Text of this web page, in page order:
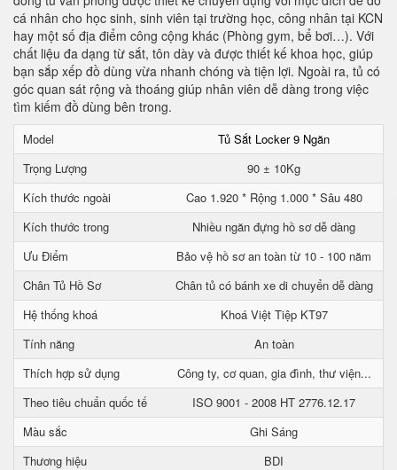
cá nhân cho học sinh, sinh viên tại trường học, công nhân tại KCN
hay một số địa điểm công cộng khác (Phòng gym, bể bơi…). Với
chất liệu đa dạng từ sắt, tôn dày và được thiết kế khoa học, giúp
bạn sắp xếp đồ dùng vừa nhanh chóng và tiện lợi. Ngoài ra, tủ có
góc quan sát rộng và thoáng giúp nhân viên dễ dàng trong việc
tìm kiếm đồ dùng bên trong.
Model
Tủ Sắt Locker 9 Ngăn
Trọng Lượng
90 ± 10Kg
Kích thước ngoài
Cao 1.920 * Rộng 1.000 * Sâu 480
Kích thước trong
Nhiều ngăn đựng hồ sơ dễ dàng
Ưu Điểm
Bảo vệ hồ sơ an toàn từ 10 - 100 năm
Chân Tủ Hồ Sơ
Chân tủ có bánh xe di chuyển dễ dàng
Hệ thống khoá
Khoá Việt Tiệp KT97
Tính năng
An toàn
Thích hợp sử dụng
Công ty, cơ quan, gia đình, thư viện...
Theo tiêu chuẩn quốc tế
ISO 9001 - 2008 HT 2776.12.17
Màu sắc
Ghi Sáng
Thương hiệu
BDI